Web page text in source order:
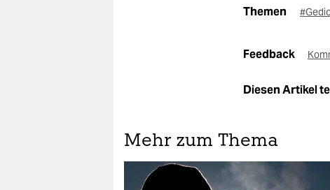
Themen
Feedback
Diesen Artikel
Mehr zum Thema